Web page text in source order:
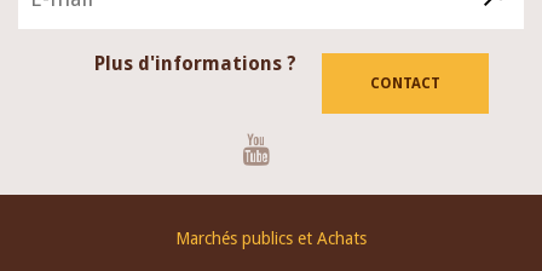
Plus d'informations ?
CONTACT
Marchés publics et Achats